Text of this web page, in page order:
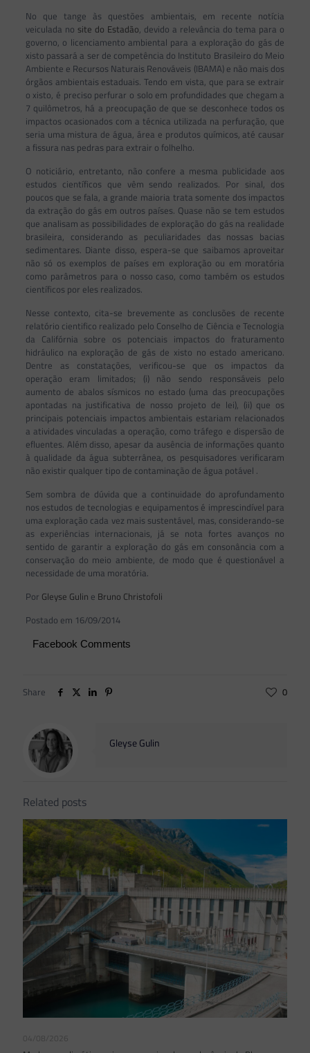
No que tange às questões ambientais, em recente notícia
veiculada no site do Estadão, devido a relevância do tema para o
governo, o licenciamento ambiental para a exploração do gás de
xisto passará a ser de competência do Instituto Brasileiro do Meio
Ambiente e Recursos Naturais Renováveis (IBAMA) e não mais dos
órgãos ambientais estaduais. Tendo em vista, que para se extrair
o xisto, é preciso perfurar o solo em profundidades que chegam a
7 quilômetros, há a preocupação de que se desconhece todos os
impactos ocasionados com a técnica utilizada na perfuração, que
seria uma mistura de água, área e produtos químicos, até causar
a fissura nas pedras para extrair o folhelho.
O noticiário, entretanto, não confere a mesma publicidade aos
estudos científicos que vêm sendo realizados. Por sinal, dos
poucos que se fala, a grande maioria trata somente dos impactos
da extração do gás em outros países. Quase não se tem estudos
que analisam as possibilidades de exploração do gás na realidade
brasileira, considerando as peculiaridades das nossas bacias
sedimentares. Diante disso, espera-se que saibamos aproveitar
não só os exemplos de países em exploração ou em moratória
como parâmetros para o nosso caso, como também os estudos
científicos por eles realizados.
Nesse contexto, cita-se brevemente as conclusões de recente
relatório cientifico realizado pelo Conselho de Ciência e Tecnologia
da Califórnia sobre os potenciais impactos do fraturamento
hidráulico na exploração de gás de xisto no estado americano.
Dentre as constatações, verificou-se que os impactos da
operação eram limitados; (i) não sendo responsáveis pelo
aumento de abalos sísmicos no estado (uma das preocupações
apontadas na justificativa de nosso projeto de lei), (ii) que os
principais potenciais impactos ambientais estariam relacionados
a atividades vinculadas a operação, como tráfego e dispersão de
efluentes. Além disso, apesar da ausência de informações quanto
à qualidade da água subterrânea, os pesquisadores verificaram
não existir qualquer tipo de contaminação de água potável .
Sem sombra de dúvida que a continuidade do aprofundamento
nos estudos de tecnologias e equipamentos é imprescindível para
uma exploração cada vez mais sustentável, mas, considerando-se
as experiências internacionais, já se nota fortes avanços no
sentido de garantir a exploração do gás em consonância com a
conservação do meio ambiente, de modo que é questionável a
necessidade de uma moratória.
Por Gleyse Gulin e Bruno Christofoli
Postado em 16/09/2014
Facebook Comments
Share 0
Gleyse Gulin
Related posts
04/08/2026